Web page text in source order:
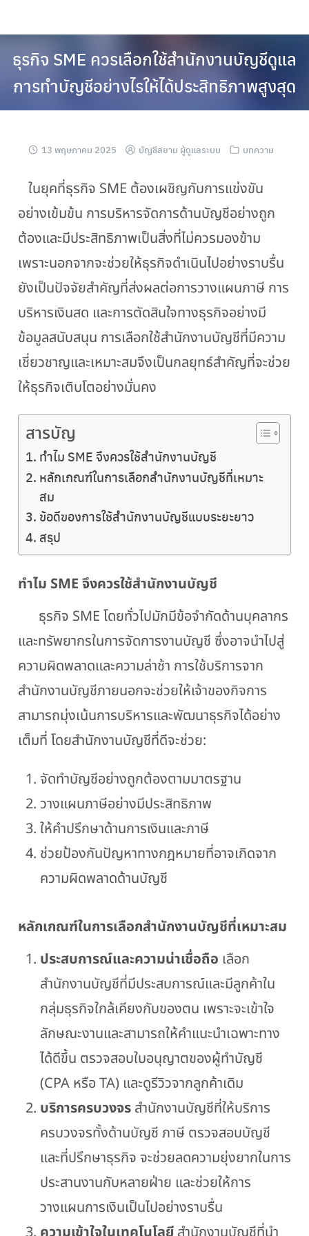
ธุรกิจ SME ควรเลือกใช้สำนักงานบัญชีดูแล
การทำบัญชีอย่างไรให้ได้ประสิทธิภาพสูงสุด
13 พฤษภาคม 2025 บัญชีสยาม ผู้ดูแลระบบ บทความ
ในยุคที่ธุรกิจ SME ต้องเผชิญกับการแข่งขัน
อย่างเข้มข้น การบริหารจัดการด้านบัญชีอย่างถูก
ต้องและมีประสิทธิภาพเป็นสิ่งที่ไม่ควรมองข้าม
เพราะนอกจากจะช่วยให้ธุรกิจดำเนินไปอย่างราบรื่น
ยังเป็นปัจจัยสำคัญที่ส่งผลต่อการวางแผนภาษี การ
บริหารเงินสด และการตัดสินใจทางธุรกิจอย่างมี
ข้อมูลสนับสนุน การเลือกใช้สำนักงานบัญชีที่มีความ
เชี่ยวชาญและเหมาะสมจึงเป็นกลยุทธ์สำคัญที่จะช่วย
ให้ธุรกิจเติบโตอย่างมั่นคง
สารบัญ
ทำไม SME จึงควรใช้สำนักงานบัญชี
หลักเกณฑ์ในการเลือกสำนักงานบัญชีที่เหมาะ
สม
ข้อดีของการใช้สำนักงานบัญชีแบบระยะยาว
สรุป
ทำไม SME จึงควรใช้สำนักงานบัญชี
ธุรกิจ SME โดยทั่วไปมักมีข้อจำกัดด้านบุคลากร
และทรัพยากรในการจัดการงานบัญชี ซึ่งอาจนำไปสู่
ความผิดพลาดและความล่าช้า การใช้บริการจาก
สำนักงานบัญชีภายนอกจะช่วยให้เจ้าของกิจการ
สามารถมุ่งเน้นการบริหารและพัฒนาธุรกิจได้อย่าง
เต็มที่ โดยสำนักงานบัญชีที่ดีจะช่วย:
จัดทำบัญชีอย่างถูกต้องตามมาตรฐาน
วางแผนภาษีอย่างมีประสิทธิภาพ
ให้คำปรึกษาด้านการเงินและภาษี
ช่วยป้องกันปัญหาทางกฎหมายที่อาจเกิดจาก
ความผิดพลาดด้านบัญชี
หลักเกณฑ์ในการเลือกสำนักงานบัญชีที่เหมาะสม
ประสบการณ์และความน่าเชื่อถือ เลือก
สำนักงานบัญชีที่มีประสบการณ์และมีลูกค้าใน
กลุ่มธุรกิจใกล้เคียงกับของตน เพราะจะเข้าใจ
ลักษณะงานและสามารถให้คำแนะนำเฉพาะทาง
ได้ดีขึ้น ตรวจสอบใบอนุญาตของผู้ทำบัญชี
(CPA หรือ TA) และดูรีวิวจากลูกค้าเดิม
บริการครบวงจร สำนักงานบัญชีที่ให้บริการ
ครบวงจรทั้งด้านบัญชี ภาษี ตรวจสอบบัญชี
และที่ปรึกษาธุรกิจ จะช่วยลดความยุ่งยากในการ
ประสานงานกับหลายฝ่าย และช่วยให้การ
วางแผนการเงินเป็นไปอย่างราบรื่น